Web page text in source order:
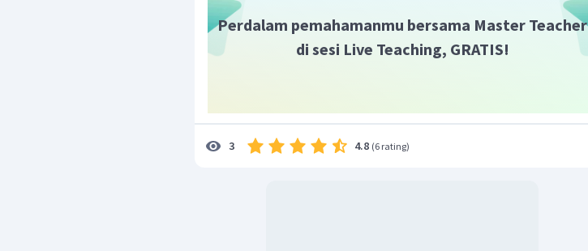
Jadi, jawaban yang tepat adalah A.
Perdalam pemahamanmu bersama Master Teacher
di sesi Live Teaching, GRATIS!
3 4.8 (6 rating)